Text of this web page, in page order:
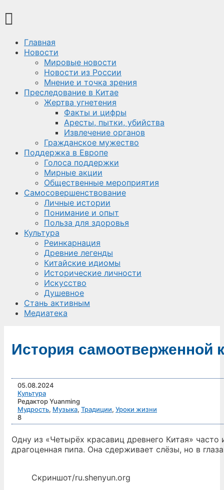
Главная
Новости
Мировые новости
Новости из России
Мнение и точка зрения
Преследование в Китае
Жертва угнетения
Факты и цифры
Аресты, пытки, убийства
Извлечение органов
Гражданское мужество
Поддержка в Европе
Голоса поддержки
Мирные акции
Общественные мероприятия
Самосовершенствование
Личные истории
Понимание и опыт
Польза для здоровья
Культура
Реинкарнация
Древние легенды
Китайские идиомы
Исторические личности
Искусство
Душевное
Стань активным
Медиатека
История самоотверженной
05.08.2024
Культура
Редактор Yuanming
Мудрость, Музыка, Традиции, Уроки жизни
8
Одну из «Четырёх красавиц древнего Китая»
драгоценная пипа. Она сдерживает слёзы, но в
Скриншот/ru.shenyun.org